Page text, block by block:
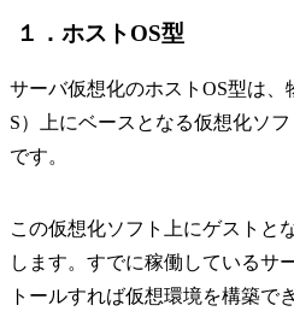
１．ホストOS型
サーバ仮想化のホストOS型は、
S）上にベースとなる仮想化ソ
です。
この仮想化ソフト上にゲストと
します。すでに稼働しているサ
トールすれば仮想環境を構築で